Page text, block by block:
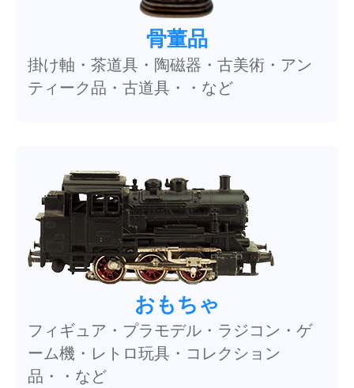
骨董品
掛け軸・茶道具・陶磁器・古美術・アン
ティーク品・古道具・・など
おもちゃ
フィギュア・プラモデル・ラジコン・ゲ
ーム機・レトロ玩具・コレクション
品・・など